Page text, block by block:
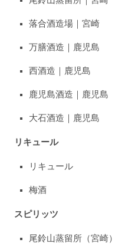
落合酒造場｜宮崎
万膳酒造｜鹿児島
西酒造｜鹿児島
鹿児島酒造｜鹿児島
大石酒造｜鹿児島
リキュール
リキュール
梅酒
スピリッツ
尾鈴山蒸留所（宮崎）